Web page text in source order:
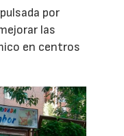
por
las
en centros